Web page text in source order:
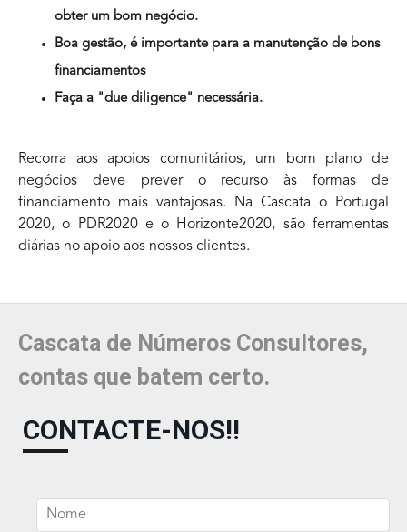
obter um bom negócio.
Boa gestão, é importante para a manutenção de bons
financiamentos
Faça a "due diligence" necessária.
Recorra aos apoios comunitários, um bom plano de
negócios deve prever o recurso às formas de
financiamento mais vantajosas. Na Cascata o Portugal
2020, o PDR2020 e o Horizonte2020, são ferramentas
diárias no apoio aos nossos clientes.
Cascata de Números Consultores,
contas que batem certo.
CONTACTE-NOS!!
Nome